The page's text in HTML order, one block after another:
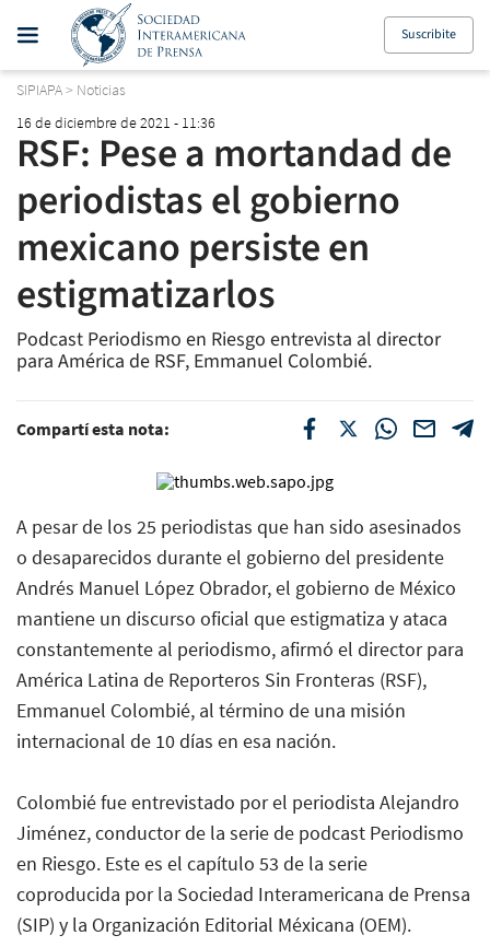
Suscribite
SIPIAPA> Noticias
16 de diciembre de 2021 - 11:36
RSF: Pese a mortandad de
periodistas el gobierno
mexicano persiste en
estigmatizarlos
Podcast Periodismo en Riesgo entrevista al director
para América de RSF, Emmanuel Colombié.
Compartí esta nota:
A pesar de los 25 periodistas que han sido asesinados
o desaparecidos durante el gobierno del presidente
Andrés Manuel López Obrador, el gobierno de México
mantiene un discurso oficial que estigmatiza y ataca
constantemente al periodismo, afirmó el director para
América Latina de Reporteros Sin Fronteras (RSF),
Emmanuel Colombié, al término de una misión
internacional de 10 días en esa nación.
Colombié fue entrevistado por el periodista Alejandro
Jiménez, conductor de la serie de podcast Periodismo
en Riesgo. Este es el capítulo 53 de la serie
coproducida por la Sociedad Interamericana de Prensa
(SIP) y la Organización Editorial Méxicana (OEM).